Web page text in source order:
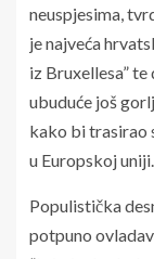
neuspjesima,
je najveća
iz Bruxellesa”
ubuduće još
kako bi trasirao
u Europskoj uniji.
Populistička
potpuno